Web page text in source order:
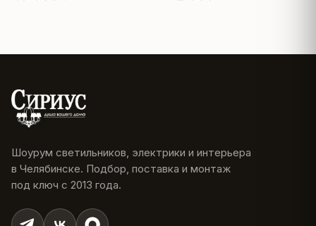
Шоурум светильников, электрики и интерьера
в Челябинске. Подбор, поставка и монтаж
под ключ с 2013 года.